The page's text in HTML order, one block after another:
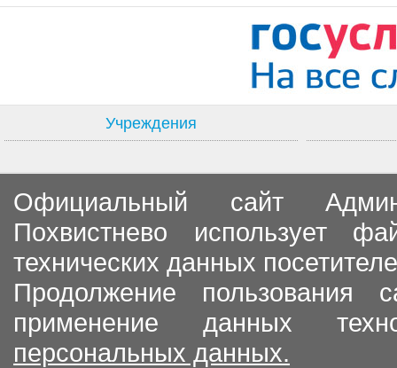
Учреждения
Официальный сайт
Похвистнево использует
технических данных
Продолжение пользования
применение данных
персональных данных.